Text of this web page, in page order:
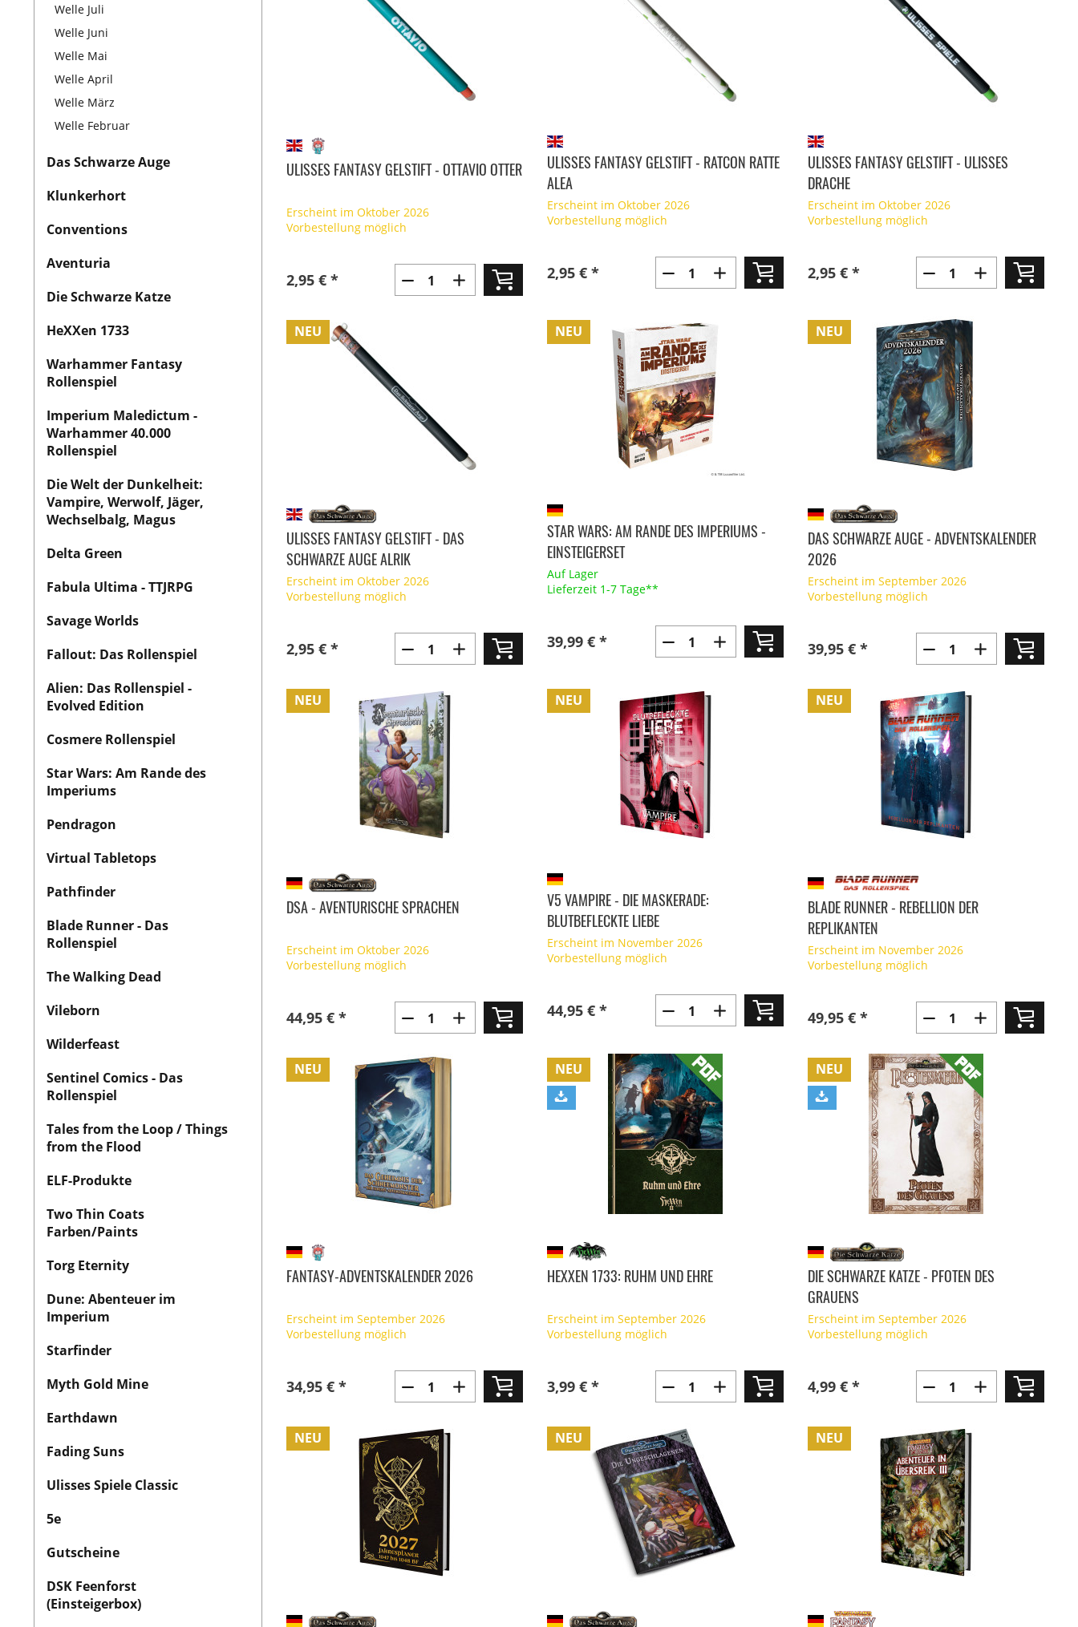
Welle Juli
Welle Juni
Welle Mai
Welle April
Welle März
Welle Februar
Das Schwarze Auge
Klunkerhort
Conventions
Aventuria
Die Schwarze Katze
HeXXen 1733
Warhammer Fantasy
Rollenspiel
Imperium Maledictum -
Warhammer 40.000
Rollenspiel
Die Welt der Dunkelheit:
Vampire, Werwolf, Jäger,
Wechselbalg, Magus
Delta Green
Fabula Ultima - TTJRPG
Savage Worlds
Fallout: Das Rollenspiel
Alien: Das Rollenspiel -
Evolved Edition
Cosmere Rollenspiel
Star Wars: Am Rande des
Imperiums
Pendragon
Virtual Tabletops
Pathfinder
Blade Runner - Das
Rollenspiel
The Walking Dead
Vileborn
Wilderfeast
Sentinel Comics - Das
Rollenspiel
Tales from the Loop / Things
from the Flood
ELF-Produkte
Two Thin Coats
Farben/Paints
Torg Eternity
Dune: Abenteuer im
Imperium
Starfinder
Myth Gold Mine
Earthdawn
Fading Suns
Ulisses Spiele Classic
5e
Gutscheine
DSK Feenforst
(Einsteigerbox)
ULISSES FANTASY GELSTIFT - OTTAVIO OTTER
Erscheint im Oktober 2026
Vorbestellung möglich
2,95 € *
ULISSES FANTASY GELSTIFT - RATCON RATTE
ALEA
Erscheint im Oktober 2026
Vorbestellung möglich
2,95 € *
ULISSES FANTASY GELSTIFT - ULISSES
DRACHE
Erscheint im Oktober 2026
Vorbestellung möglich
2,95 € *
NEU
ULISSES FANTASY GELSTIFT - DAS
SCHWARZE AUGE ALRIK
Erscheint im Oktober 2026
Vorbestellung möglich
2,95 € *
NEU
STAR WARS: AM RANDE DES IMPERIUMS -
EINSTEIGERSET
Auf Lager
Lieferzeit 1-7 Tage**
39,99 € *
NEU
DAS SCHWARZE AUGE - ADVENTSKALENDER
2026
Erscheint im September 2026
Vorbestellung möglich
39,95 € *
NEU
DSA - AVENTURISCHE SPRACHEN
Erscheint im Oktober 2026
Vorbestellung möglich
44,95 € *
NEU
V5 VAMPIRE - DIE MASKERADE:
BLUTBEFLECKTE LIEBE
Erscheint im November 2026
Vorbestellung möglich
44,95 € *
NEU
BLADE RUNNER - REBELLION DER
REPLIKANTEN
Erscheint im November 2026
Vorbestellung möglich
49,95 € *
NEU
FANTASY-ADVENTSKALENDER 2026
Erscheint im September 2026
Vorbestellung möglich
34,95 € *
NEU
HEXXEN 1733: RUHM UND EHRE
Erscheint im September 2026
Vorbestellung möglich
3,99 € *
NEU
DIE SCHWARZE KATZE - PFOTEN DES
GRAUENS
Erscheint im September 2026
Vorbestellung möglich
4,99 € *
NEU NEU NEU